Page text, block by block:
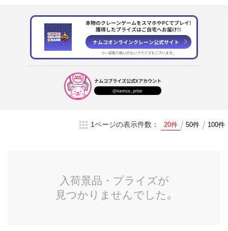
本物のクレーンゲームをスマホやPCでプレイ!
獲得したプライズはご自宅へお届け!!
ナムコオンラインクレーン公式サイト
※一部取り扱いのないプライズもございます。
ナムコプライズ公式Xアカウント
@namco_prize
1ページの表示件数： 20件 50件 100件